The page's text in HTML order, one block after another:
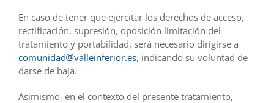
En caso de tener que ejercitar los derechos de acceso,
rectificación, supresión, oposición limitación del
tratamiento y portabilidad, será necesario dirigirse a
comunidad
valleinferior.es, indicando su voluntad de
darse de baja.
Asimismo, en el contexto del presente tratamiento,